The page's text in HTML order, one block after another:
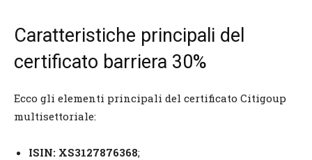
Caratteristiche principali del
certificato barriera 30%
Ecco gli elementi principali del certificato Citigoup
multisettoriale:
ISIN: XS3127876368;